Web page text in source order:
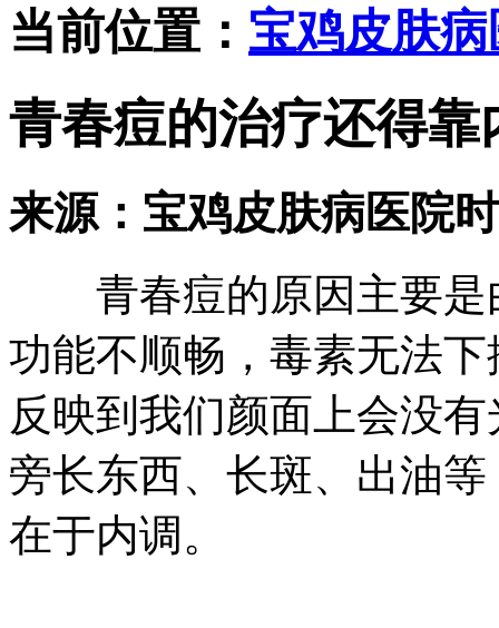
当前位置： 宝鸡皮肤
青春痘的治疗还得靠
来源：宝鸡皮肤病医院
青春痘的原因主要是
功能不顺畅，毒素无法
反映到我们颜面上会没
旁长东西、长斑、出油
在于内调。